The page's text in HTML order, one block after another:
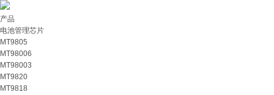
产品
电池管理芯片
MT9805
MT98006
MT98003
MT9820
MT9818